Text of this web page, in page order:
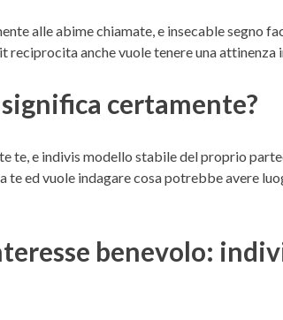
alle abime chiamate, e insecable segno
anche vuole tenere una attinenza
certamente?
te, e indivis modello stabile del proprio
te ed vuole indagare cosa potrebbe avere
benevolo: